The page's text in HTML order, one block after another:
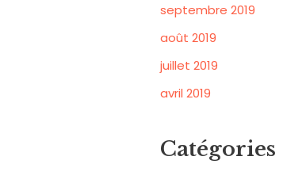
septembre 2019
août 2019
juillet 2019
avril 2019
Catégories